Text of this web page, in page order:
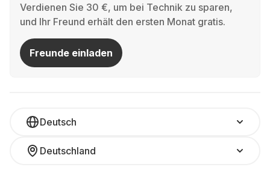
Verdienen Sie 30 €, um bei Technik zu sparen,
und Ihr Freund erhält den ersten Monat gratis.
Freunde einladen
Deutsch
Deutschland